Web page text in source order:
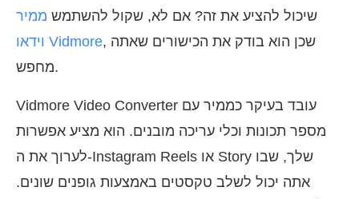
שיכול להציע את זה? אם לא, שקול להשתמש ממיר
וידאו Vidmore, שכן הוא בודק את הכישורים שאתה
מחפש.
Vidmore Video Converter עובד בעיקר כממיר עם
מספר תכונות וכלי עריכה מובנים. הוא מציע אפשרות
לערוך את ה-Instagram Reels או Story שלך, שבו
אתה יכול לשלב טקסטים באמצעות גופנים שונים.